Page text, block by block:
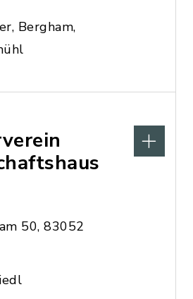
Bergham,
50, 83052